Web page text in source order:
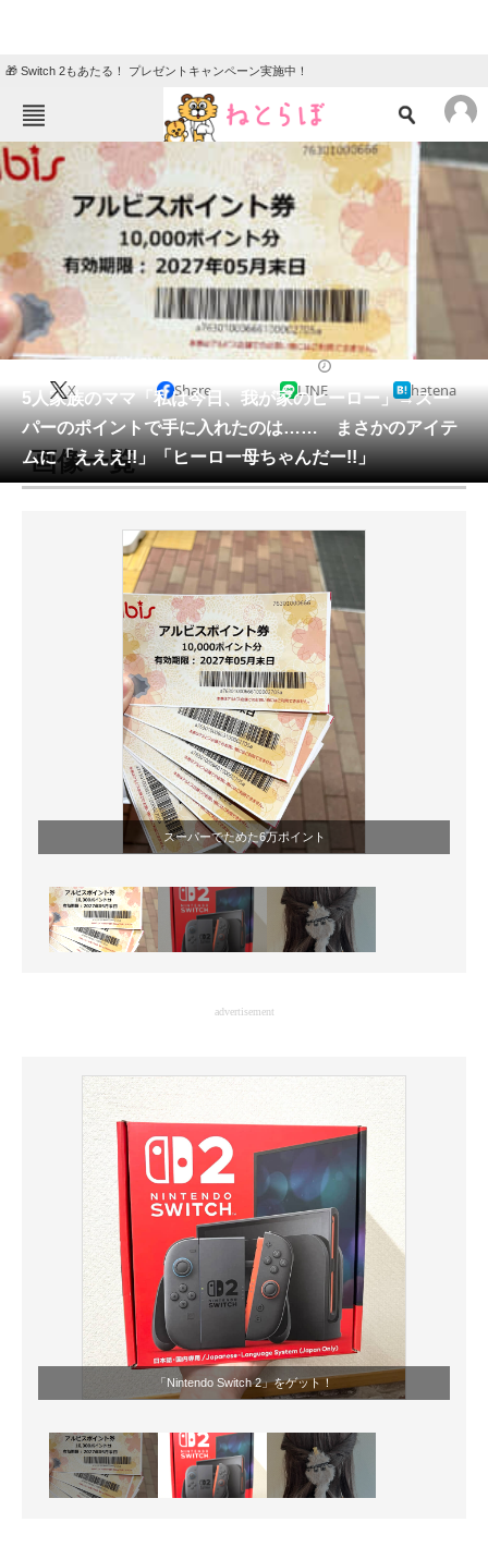
🎁 Switch 2もあたる！ プレゼントキャンペーン実施中！
ねとらぼメニュー
TOP ニュース
エンタメ クイズ
グルメ 地域
住まい 教育・育児
動物 リサーチ
会員記事
メディア
注目記事を集めた総合ページ
ITの今と未来を見通す
スマホと通信の最新トレンド
進化するPCとデバイスの未来
好きが集まる 比べて選べる
ビジネスと働き方のヒント
AI活用のいまが分かる
企業ITのトレンドを詳説
マーケ×ITの今がよく分かる
ITエンジニア向け専門サイト
製造業のIT導入・活用を支援
モノづくり技術者専門サイト
エレクトロニクス専門サイト
電子設計の基本と応用
エネルギーの専門メディア
建設×テクノロジーの最前線
ちょっと気になるネットの話題
5人家族のママ「私は今日、我が家のヒーロー」→スー
パーのポイントで手に入れたのは…… まさかのアイテ
ムに「えええ!!」「ヒーロー母ちゃんだー!!」
X Share LINE hatena
画像一覧
スーパーでためた6万ポイント
advertisement
「Nintendo Switch 2」をゲット！